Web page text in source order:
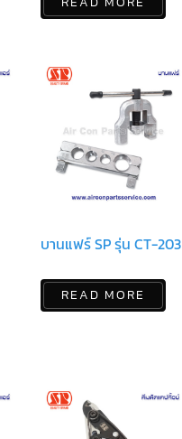
บานแฟร์ SP รุ่น CT-203
READ MORE